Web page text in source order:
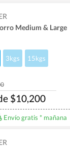
Medium & Large
3kgs 15kgs
$10,200
Envío gratis * mañana